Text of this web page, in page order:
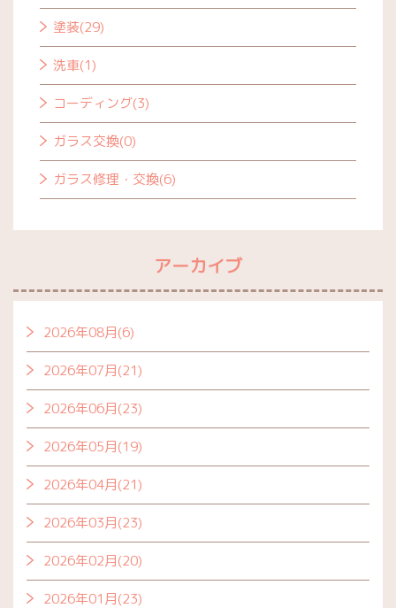
塗装(29)
洗車(1)
コーディング(3)
ガラス交換(0)
ガラス修理・交換(6)
アーカイブ
2026年08月(6)
2026年07月(21)
2026年06月(23)
2026年05月(19)
2026年04月(21)
2026年03月(23)
2026年02月(20)
2026年01月(23)